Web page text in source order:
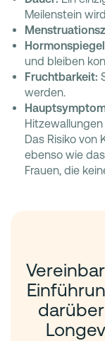
Meilenstein
und bleiben
Fruchtbarkeit:
werden.
Das Risiko von
ebenso wie
Frauen, die